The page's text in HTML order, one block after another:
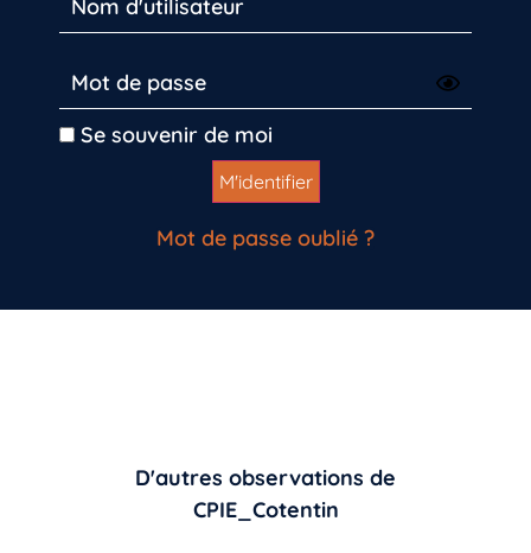
Se souvenir de moi
Mot de passe oublié ?
D'autres observations de
CPIE_Cotentin